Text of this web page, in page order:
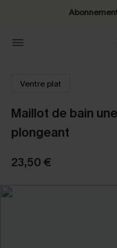
Ventre plat
Maillot de bain
plongeant
23,50 €